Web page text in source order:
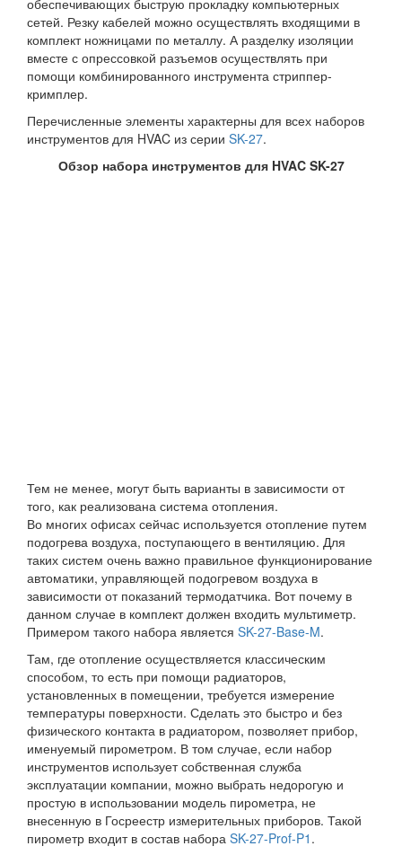
обеспечивающих быструю прокладку компьютерных
сетей. Резку кабелей можно осуществлять входящими в
комплект ножницами по металлу. А разделку изоляции
вместе с опрессовкой разъемов осуществлять при
помощи комбинированного инструмента стриппер-
кримплер.
Перечисленные элементы характерны для всех наборов
инструментов для HVAC из серии SK-27.
Обзор набора инструментов для HVAC SK-27
Тем не менее, могут быть варианты в зависимости от
того, как реализована система отопления.
Во многих офисах сейчас используется отопление путем
подогрева воздуха, поступающего в вентиляцию. Для
таких систем очень важно правильное функционирование
автоматики, управляющей подогревом воздуха в
зависимости от показаний термодатчика. Вот почему в
данном случае в комплект должен входить мультиметр.
Примером такого набора является SK-27-Base-M.
Там, где отопление осуществляется классическим
способом, то есть при помощи радиаторов,
установленных в помещении, требуется измерение
температуры поверхности. Сделать это быстро и без
физического контакта в радиатором, позволяет прибор,
именуемый пирометром. В том случае, если набор
инструментов использует собственная служба
эксплуатации компании, можно выбрать недорогую и
простую в использовании модель пирометра, не
внесенную в Госреестр измерительных приборов. Такой
пирометр входит в состав набора SK-27-Prof-P1 .